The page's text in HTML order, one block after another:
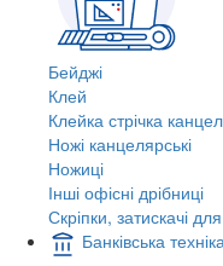
Бейджі
Клей
Клейка стрічка
Ножі канцелярські
Ножиці
Інші офісні дрібниці
Скріпки, затискачі
Банківська